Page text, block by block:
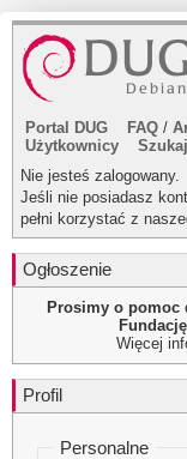
Portal DUG FAQ /
Użytkownicy
Szukaj
Nie jesteś zalogowany.
Jeśli nie posiadasz
pełni korzystać z
Ogłoszenie
Prosimy o pomoc
Więcej
Profil
Personalne